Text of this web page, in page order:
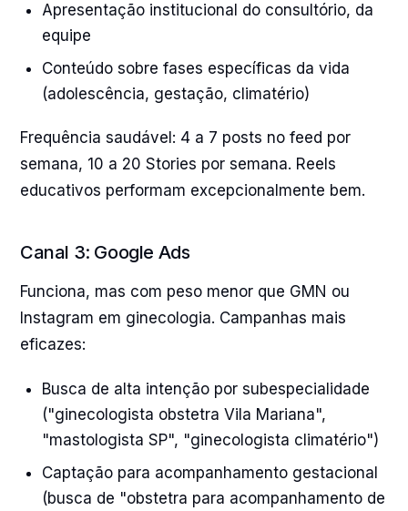
Apresentação institucional do consultório, da
equipe
Conteúdo sobre fases específicas da vida
(adolescência, gestação, climatério)
Frequência saudável: 4 a 7 posts no feed por
semana, 10 a 20 Stories por semana. Reels
educativos performam excepcionalmente bem.
Canal 3: Google Ads
Funciona, mas com peso menor que GMN ou
Instagram em ginecologia. Campanhas mais
eficazes:
Busca de alta intenção por subespecialidade
("ginecologista obstetra Vila Mariana",
"mastologista SP", "ginecologista climatério")
Captação para acompanhamento gestacional
(busca de "obstetra para acompanhamento de